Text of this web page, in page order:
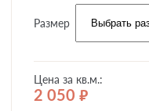
Размер
Цена за кв.м.:
2 050 руб.